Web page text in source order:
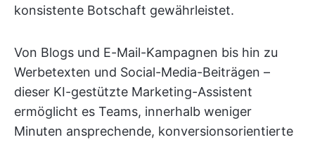
konsistente Botschaft gewährleistet.
Von Blogs und E-Mail-Kampagnen bis hin zu
Werbetexten und Social-Media-Beiträgen –
dieser KI-gestützte Marketing-Assistent
ermöglicht es Teams, innerhalb weniger
Minuten ansprechende, konversionsorientierte